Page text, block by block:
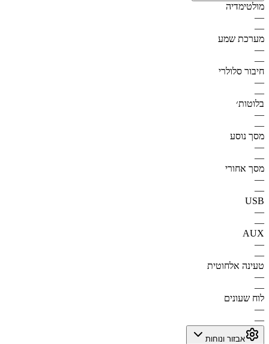
מולטימדיה
—
—
מערכת שמע
—
—
חיבור סלולרי
—
—
בלוטות׳
—
—
מסך נוסע
—
—
מסך אחורי
—
—
USB
—
—
AUX
—
—
טעינה אלחוטית
—
—
לוח שעונים
—
—
אבזור ונוחות